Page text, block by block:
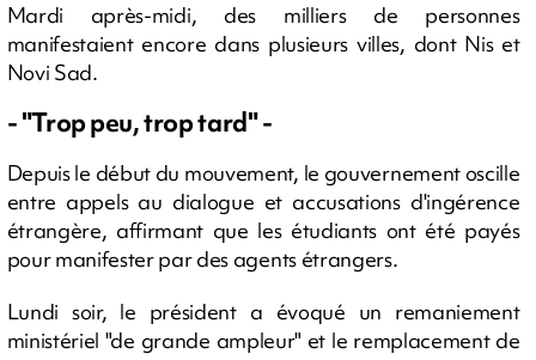
Mardi après-midi, des milliers de personnes
manifestaient encore dans plusieurs villes, dont Nis et
Novi Sad.
- "Trop peu, trop tard" -
Depuis le début du mouvement, le gouvernement oscille
entre appels au dialogue et accusations d'ingérence
étrangère, affirmant que les étudiants ont été payés
pour manifester par des agents étrangers.
Lundi soir, le président a évoqué un remaniement
ministériel "de grande ampleur" et le remplacement de